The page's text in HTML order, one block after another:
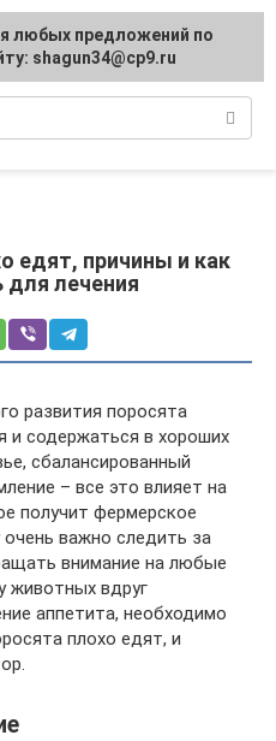
едят, причины и как
для лечения
развития поросята
и содержаться в хороших
сбалансированный
– все это влияет на
получит фермерское
важно следить за
внимание на любые
животных вдруг
аппетита, необходимо
плохо едят, и
любых предложений по
shagun34@cp9.ru